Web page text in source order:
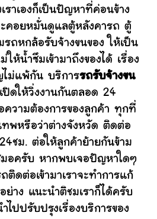
เราเองก็เป็นปัญหาที่ค่อนข้าง
ะคอยหมั่นดูแลตู้หลังคารถ ตู้
ถหกล้อรับจ้างขนของ ให้เป็น
ให้น้ำซึมเข้ามาถึงของได้ เรื่อง
ไม่แพ้กัน บริการรถรับจ้างขน
เปิดให้วิ่งงานกันตลอด 24
ความต้องการของลูกค้า ทุกที่
ทพหรือว่าต่างจังหวัด ติดต่อ
ชม. ต่อให้ลูกค้าย้ายกันข้าม
อครับ หากพบเจอปัญหาใดๆ
ติดต่อเข้ามาเราจะทำการแก้
าง แนะนำติชมเราก็ได้ครับ
ไปปรับปรุงเรื่องบริการของ